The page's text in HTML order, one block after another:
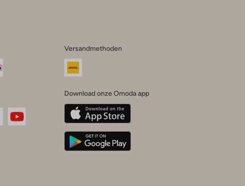
Versandmethoden
Download onze Omoda app